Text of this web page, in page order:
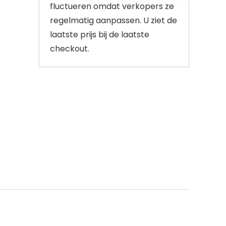
fluctueren omdat verkopers ze
regelmatig aanpassen. U ziet de
laatste prijs bij de laatste
checkout.